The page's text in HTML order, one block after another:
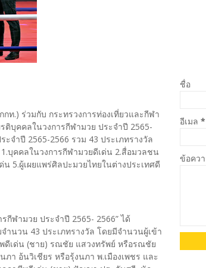
ท.) ร่วมกับ กระทรวงการท่องเที่ยวและกีฬา
บุคคลในวงการกีฬามวย ประจำปี 2565-
จำปี 2565-2566 รวม 43 ประเภทรางวัล
บุคคลในวงการกีฬามวยดีเด่น 2.สื่อมวลชน
5.ผู้เผยแพร่ศิลปะมวยไทยในต่างประเทศดี
กีฬามวย ประจำปี 2565- 2566” ได้
นวน 43 ประเภทรางวัล โดยมีจำนวนผู้เข้า
ดีเด่น (ชาย) รณชัย แสวงทรัพย์ หรือรณชัย
า อ้นวิเชียร หรือรุ้งนภา พ.เมืองเพชร และ
ชื่อ
อีเมล *
ข้อคว